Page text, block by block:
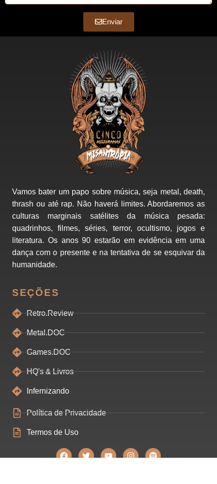
Enviar
Vamos bater um papo sobre música, seja metal, death,
thrash ou até rap. Não haverá limites. Abordaremos as
culturas marginais satélites da música pesada:
quadrinhos, filmes, séries, terror, ocultismo, jogos e
literatura. Os anos 90 estarão em evidência em uma
dança com o presente e na tentativa de se esquivar da
humanidade.
SEÇÕES
Retro.Review
Metal.DOC
Games.DOC
HQ's & Livros
Infernizando
Política de Privacidade
Termos de Uso